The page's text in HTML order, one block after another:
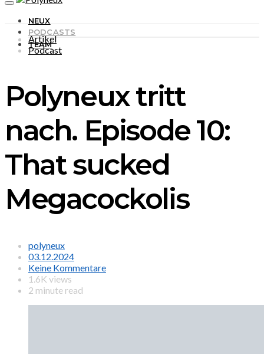
NEUX
PODCASTS
TEAM
Artikel
Podcast
Polyneux tritt
nach. Episode 10:
That sucked
Megacockolis
polyneux
03.12.2024
Keine Kommentare
1.6K views
2 minute read